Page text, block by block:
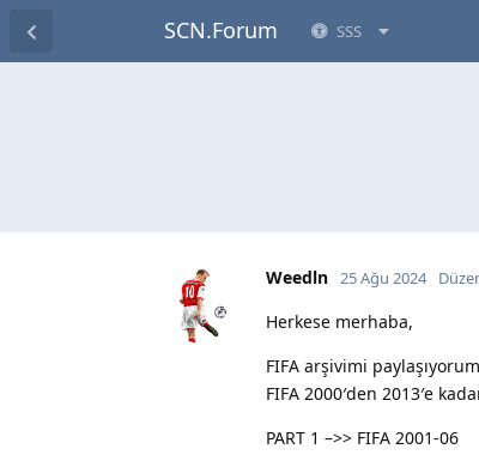
SCN.Forum SSS
Weedln 25 Ağu 2024
Herkese merhaba,
FIFA arşivimi
FIFA 2000′den 2013′e
PART 1 –>> FIFA 2001-06